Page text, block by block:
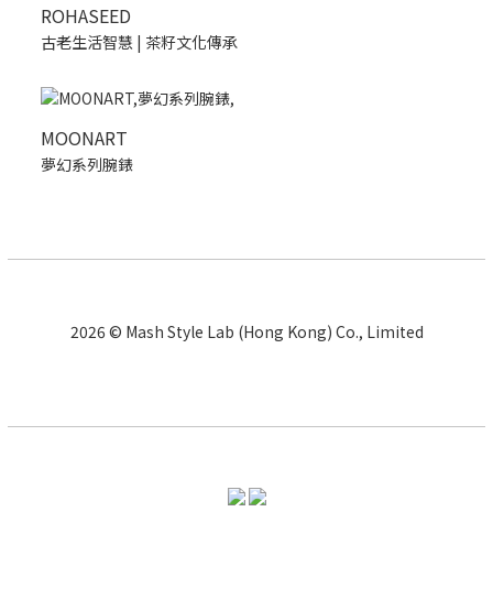
ROHASEED
古老生活智慧 | 茶籽文化傳承
MOONART
夢幻系列腕錶
2026 © Mash Style Lab (Hong Kong) Co., Limited